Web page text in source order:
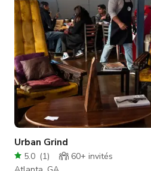
Urban Grind
5.0 (1) 60+ invités